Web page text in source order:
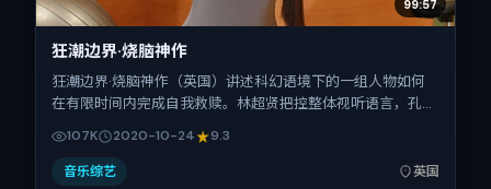
99:57
狂潮边界·烧脑神作
狂潮边界·烧脑神作（英国）讲述科幻语境下的一组人物如何
在有限时间内完成自我救赎。林超贤把控整体视听语言，孔
2020-10-24 起陆续登陆院线与网络平台，国庆档前后公
映，片长167分钟。
107K 2020-10-24 9.3
音乐综艺 英国